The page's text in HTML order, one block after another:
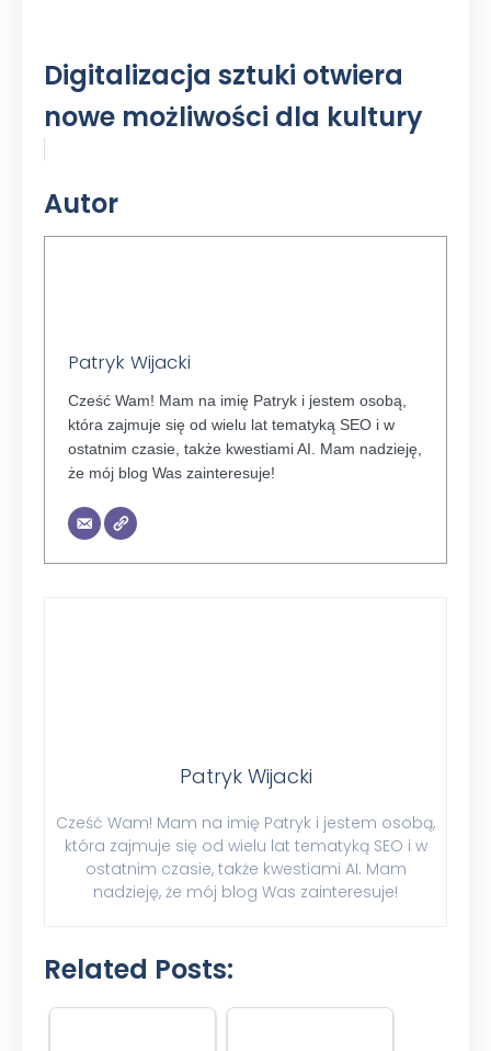
Digitalizacja sztuki otwiera
nowe możliwości dla kultury
Autor
Patryk Wijacki
Cześć Wam! Mam na imię Patryk i jestem osobą,
która zajmuje się od wielu lat tematyką SEO i w
ostatnim czasie, także kwestiami AI. Mam nadzieję,
że mój blog Was zainteresuje!
Patryk Wijacki
Cześć Wam! Mam na imię Patryk i jestem osobą,
która zajmuje się od wielu lat tematyką SEO i w
ostatnim czasie, także kwestiami AI. Mam
nadzieję, że mój blog Was zainteresuje!
Related Posts: